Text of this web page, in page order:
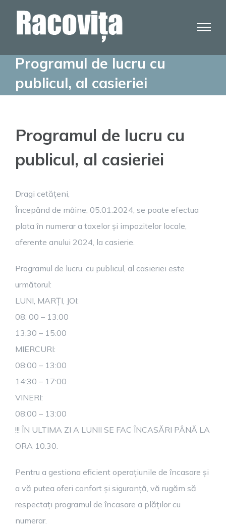
Programul de lucru cu
publicul, al casieriei
Programul de lucru cu
publicul, al casieriei
Dragi cetățeni,
Începând de mâine, 05.01.2024, se poate efectua
plata în numerar a taxelor și impozitelor locale,
aferente anului 2024, la casierie.
Programul de lucru, cu publicul, al casieriei este
următorul:
LUNI, MARȚI, JOI:
08: 00 – 13:00
13:30 – 15:00
MIERCURI:
08:00 – 13:00
14:30 – 17:00
VINERI:
08:00 – 13:00
!!! ÎN ULTIMA ZI A LUNII SE FAC ÎNCASĂRI PÂNĂ LA
ORA 10:30.
Pentru a gestiona eficient operațiunile de încasare și
a vă putea oferi confort și siguranță, vă rugăm să
respectați programul de încasare a plăților cu
numerar.